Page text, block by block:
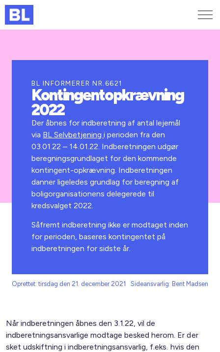
Kurser og arrangementer
Jobportalen
BL INFORMERER NR.6621
Kontingentopkrævning
2022
Der åbnes for indberetning af antal lejemål
via BL Selvbetjeningi perioden fra den
03.01.22 – 14.01.22. Indberetningen udgør
beregningsgrundlaget for den kommende
kontingent-opkrævning. Indberetningen
danner ligeledes grundlag for beregning af
boligorganisationens delegerede til
kredsvalget 2022.
Såfremt indberetning ikke er modtaget inden
for perioden, baseres kontingentet på
indberetningen for sidste år.
Oprettet: tirsdag den 21. december 2021 Sideansvarlig: Bent Madsen
Når indberetningen åbnes den 3.1.22, vil de
indberetningsansvarlige modtage besked herom. Er der
sket udskiftning i indberetningsansvarlig, f.eks. hvis den